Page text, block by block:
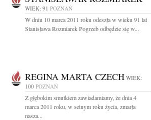
WIEK: 91 POZNAŃ
W dniu 10 marca 2011 roku odeszła w wieku 91 lat
Stanisława Rozmiarek Pogrzeb odbędzie się w...
REGINA MARTA CZECH WIEK:
100 POZNAŃ
Z głębokim smutkiem zawiadamiamy, że dnia 4
marca 2011 roku, w setnym roku życia, zmarła
nasza...